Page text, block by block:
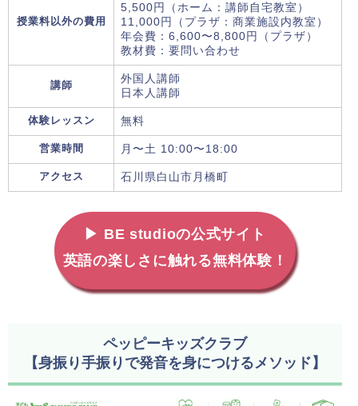
授業料以外の費用
5,500円（ホーム：講師自宅教室）
11,000円（プラザ：商業施設内教室）
年会費：6,600〜8,800円（プラザ）
教材費：要問い合わせ
講師
外国人講師
日本人講師
体験レッスン 無料
営業時間 月〜土 10:00〜18:00
アクセス 石川県白山市月橋町
▶ BE studioの公式サイト
英語の楽しさに触れる無料体験！
ペッピーキッズクラブ
【身振り手振りで発音を身につけるメソッド】